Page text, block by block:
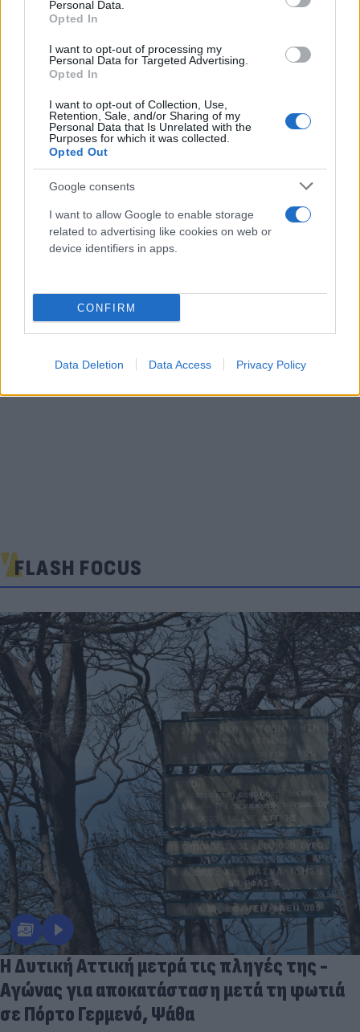
Personal Data.
Opted In
I want to opt-out of processing my
Personal Data for Targeted Advertising.
Opted In
I want to opt-out of Collection, Use,
Retention, Sale, and/or Sharing of my
Personal Data that Is Unrelated with the
Purposes for which it was collected.
Opted Out
Google consents
I want to allow Google to enable storage
related to advertising like cookies on web or
device identifiers in apps.
CONFIRM
Data Deletion Data Access Privacy Policy
FLASH FOCUS
Η Δυτική Αττική μετρά τις πληγές της -
Αγώνας για αποκατάσταση μετά τη φωτιά
σε Πόρτο Γερμενό, Ψάθα